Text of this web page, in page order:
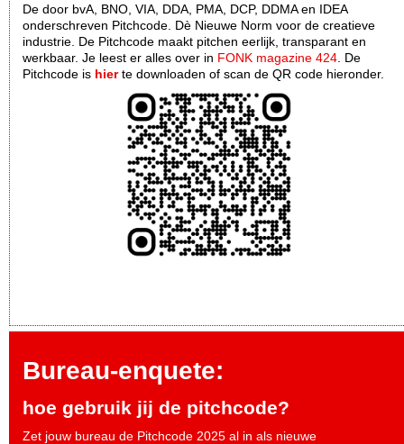
De door bvA, BNO, VIA, DDA, PMA, DCP, DDMA en IDEA
onderschreven Pitchcode. Dè Nieuwe Norm voor de creatieve
industrie. De Pitchcode maakt pitchen eerlijk, transparant en
werkbaar. Je leest er alles over in FONK magazine 424 . De
Pitchcode is hierte downloaden of scan de QR code hieronder.
Bureau-enquete:
hoe gebruik jij de pitchcode?
Zet jouw bureau de Pitchcode 2025 al in als nieuwe